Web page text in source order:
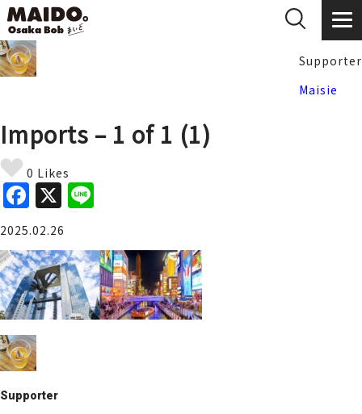
Supporter
Maisie
Imports – 1 of 1 (1)
0 Likes
F
a
c
e
b
o
o
k
X
e
2025.02.26
Supporter